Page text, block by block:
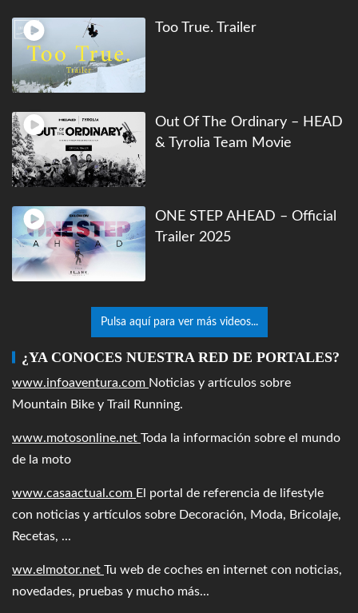
Too True. Trailer
Out Of The Ordinary – HEAD
& Tyrolia Team Movie
ONE STEP AHEAD – Official
Trailer 2025
Pulsa aquí para ver más videos...
¿YA CONOCES NUESTRA RED DE PORTALES?
www.infoaventura.com Noticias y artículos sobre
Mountain Bike y Trail Running.
www.motosonline.net Toda la información sobre el mundo
de la moto
www.casaactual.com El portal de referencia de lifestyle
con noticias y artículos sobre Decoración, Moda, Bricolaje,
Recetas, ...
ww.elmotor.net Tu web de coches en internet con noticias,
novedades, pruebas y mucho más...